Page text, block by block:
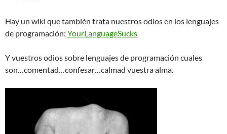
Hay un wiki que también trata nuestros odios en los lenguajes
de programación: YourLanguageSucks
Y vuestros odios sobre lenguajes de programación cuales
son…comentad…confesar…calmad vuestra alma.